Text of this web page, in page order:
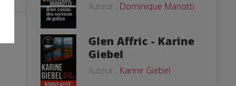
Auteur : Dominique Manotti
Glen Affric - Karine
Giebel
Auteur : Karine Giebel